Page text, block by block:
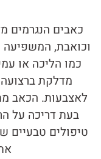
כאבים הנגרמים
וכואבת, המשפיעה
כמו הליכה או
מדלקת
לאצבעות. הכאב
בעת דריכה על
טיפולים